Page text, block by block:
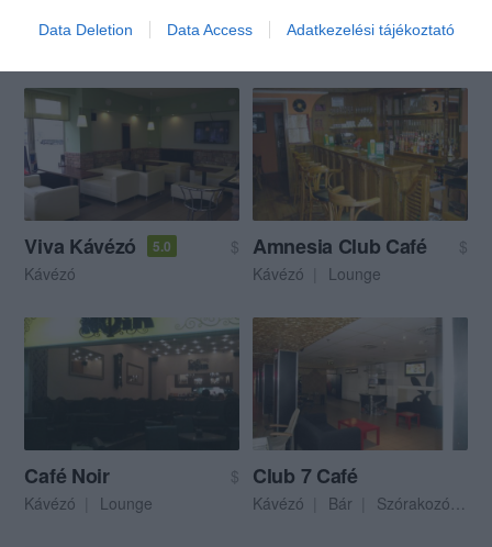
Data Deletion Data Access Adatkezelési tájékoztató
La Rosa Cukrászda
Kávézó
Corner Bistro
Kávézó
Viva Kávézó 5.0
$
Kávézó
Amnesia Club Café
$
Kávézó
Lounge
Café Noir
$
Kávézó
Lounge
Club 7 Café
Kávézó Bár Szórakozóhely